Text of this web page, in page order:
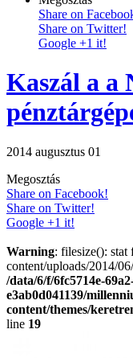
Share on
Share on Twitter!
Google +1 it!
Kaszál a a
2014 augusztus 01
Megosztás
Share on Facebook!
Share on Twitter!
Google +1 it!
Warning: filesize():
content/uploads/2014/
/data/6/f/6fc5714e-
e3ab0d041139/
content/themes/
line 19